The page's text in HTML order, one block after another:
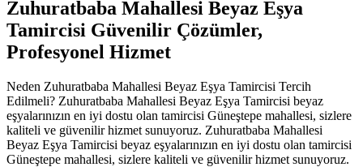
Zuhuratbaba Mahallesi Beyaz Eşya
Tamircisi Güvenilir Çözümler,
Profesyonel Hizmet
Neden Zuhuratbaba Mahallesi Beyaz Eşya Tamircisi Tercih
Edilmeli? Zuhuratbaba Mahallesi Beyaz Eşya Tamircisi beyaz
eşyalarınızın en iyi dostu olan tamircisi Güneştepe mahallesi, sizlere
kaliteli ve güvenilir hizmet sunuyoruz. Zuhuratbaba Mahallesi
Beyaz Eşya Tamircisi beyaz eşyalarınızın en iyi dostu olan tamircisi
Güneştepe mahallesi, sizlere kaliteli ve güvenilir hizmet sunuyoruz.